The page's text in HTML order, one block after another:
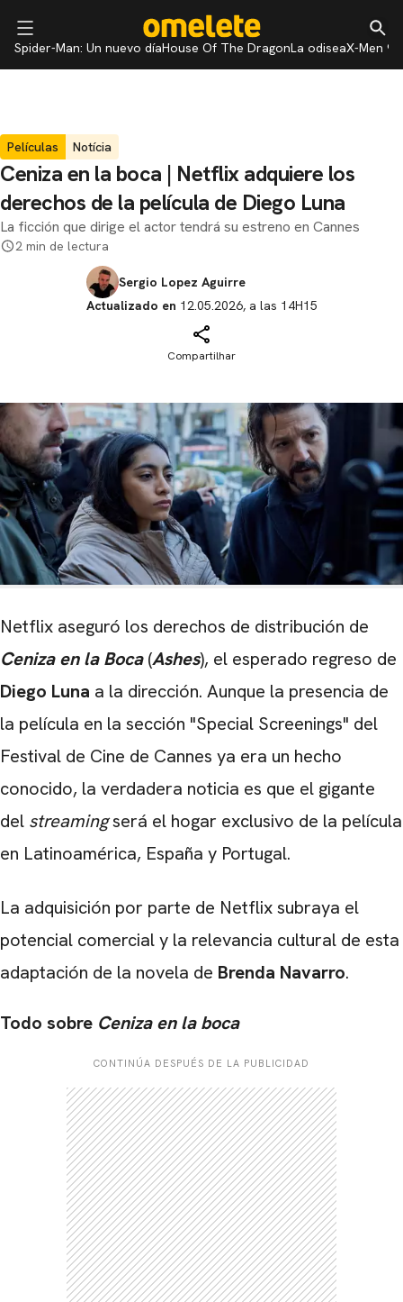
Spider-Man: Un nuevo díaHouse Of The DragonLa odiseaX-Men 97
Películas Notícia
Ceniza en la boca | Netflix adquiere los
derechos de la película de Diego Luna
La ficción que dirige el actor tendrá su estreno en Cannes
2 min de lectura
Sergio Lopez Aguirre
Actualizado en 12.05.2026, a las 14H15
Compartilhar
Netflix aseguró los derechos de distribución de
Ceniza en la Boca(Ashes), el esperado regreso de
Diego Luna a la dirección. Aunque la presencia de
la película en la sección "Special Screenings" del
Festival de Cine de Cannes ya era un hecho
conocido, la verdadera noticia es que el gigante
del streamingserá el hogar exclusivo de la película
en Latinoamérica, España y Portugal.
La adquisición por parte de Netflix subraya el
potencial comercial y la relevancia cultural de esta
adaptación de la novela de Brenda Navarro.
Todo sobre Ceniza en la boca
CONTINÚA DESPUÉS DE LA PUBLICIDAD
CARREGANDO PUBLICIDADE